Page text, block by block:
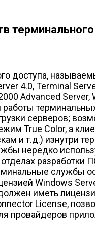
доступа,
4.0, Terminal
Advanced
серверов;
True Color, а
и т.д.) изнутри
нередко
службы
Windows
иметь
License,
провайдеров